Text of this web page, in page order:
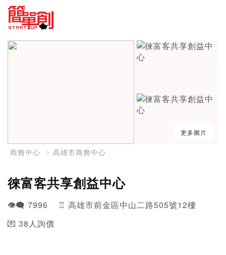
更多圖片
商務中心 高雄市商務中心
徠富客共享創益中心
👁️‍🗨️ 7996 ♖ 高雄市前金區中山二路505號12樓
💌 38人詢價